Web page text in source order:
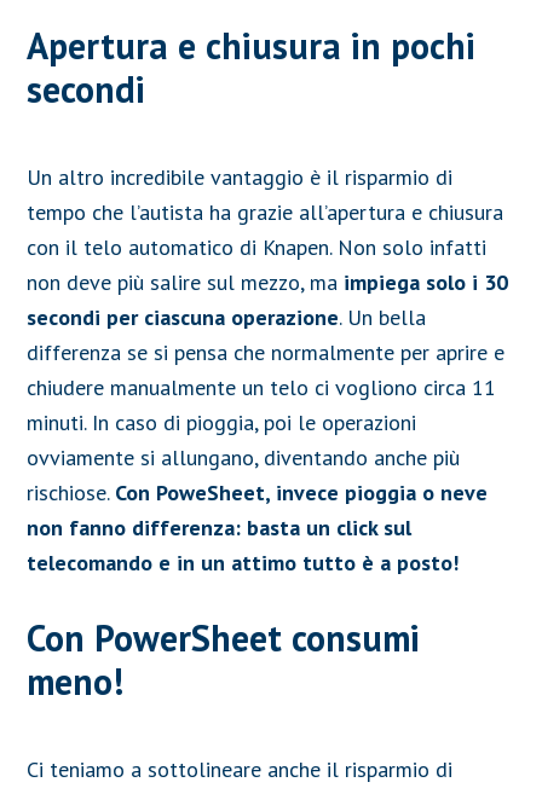
Apertura e chiusura in pochi
secondi
Un altro incredibile vantaggio è il risparmio di
tempo che l’autista ha grazie all’apertura e chiusura
con il telo automatico di Knapen. Non solo infatti
non deve più salire sul mezzo, ma impiega solo i 30
secondi per ciascuna operazione. Un bella
differenza se si pensa che normalmente per aprire e
chiudere manualmente un telo ci vogliono circa 11
minuti. In caso di pioggia, poi le operazioni
ovviamente si allungano, diventando anche più
rischiose. Con PoweSheet, invece pioggia o neve
non fanno differenza: basta un click sul
telecomando e in un attimo tutto è a posto!
Con PowerSheet consumi
meno!
Ci teniamo a sottolineare anche il risparmio di